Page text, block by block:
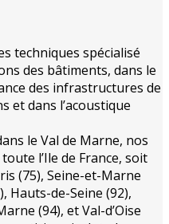
techniques spécialisé
des bâtiments, dans le
des infrastructures de
et dans l’acoustique
le Val de Marne, nos
l’Ile de France, soit
(75), Seine-et-Marne
Hauts-de-Seine (92),
(94), et Val-d’Oise